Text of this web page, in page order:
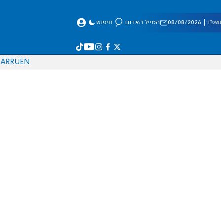
08/2026 המייל האדום חיפוש
EN
RU
AR